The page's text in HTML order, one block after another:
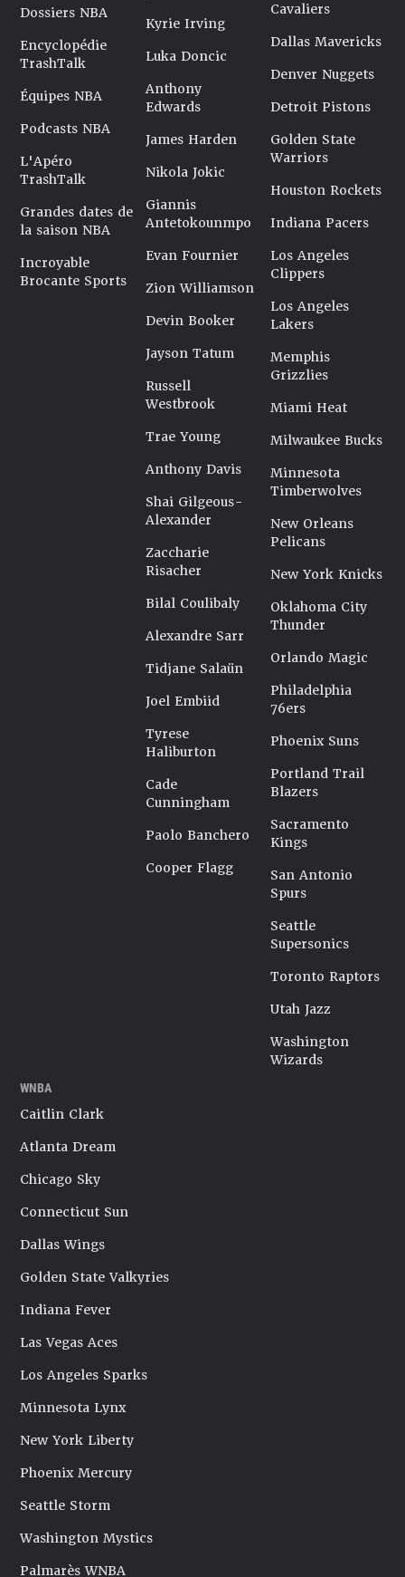
Dossiers NBA
Encyclopédie
TrashTalk
Équipes NBA
Podcasts NBA
L'Apéro
TrashTalk
Grandes dates de
la saison NBA
Incroyable
Brocante Sports
Kyrie Irving
Luka Doncic
Anthony
Edwards
James Harden
Nikola Jokic
Giannis
Antetokounmpo
Evan Fournier
Zion Williamson
Devin Booker
Jayson Tatum
Russell
Westbrook
Trae Young
Anthony Davis
Shai Gilgeous-
Alexander
Zaccharie
Risacher
Bilal Coulibaly
Alexandre Sarr
Tidjane Salaün
Joel Embiid
Tyrese
Haliburton
Cade
Cunningham
Paolo Banchero
Cooper Flagg
Cavaliers
Dallas Mavericks
Denver Nuggets
Detroit Pistons
Golden State
Warriors
Houston Rockets
Indiana Pacers
Los Angeles
Clippers
Los Angeles
Lakers
Memphis
Grizzlies
Miami Heat
Milwaukee Bucks
Minnesota
Timberwolves
New Orleans
Pelicans
New York Knicks
Oklahoma City
Thunder
Orlando Magic
Philadelphia
76ers
Phoenix Suns
Portland Trail
Blazers
Sacramento
Kings
San Antonio
Spurs
Seattle
Supersonics
Toronto Raptors
Utah Jazz
Washington
Wizards
WNBA
Caitlin Clark
Atlanta Dream
Chicago Sky
Connecticut Sun
Dallas Wings
Golden State Valkyries
Indiana Fever
Las Vegas Aces
Los Angeles Sparks
Minnesota Lynx
New York Liberty
Phoenix Mercury
Seattle Storm
Washington Mystics
Palmarès WNBA